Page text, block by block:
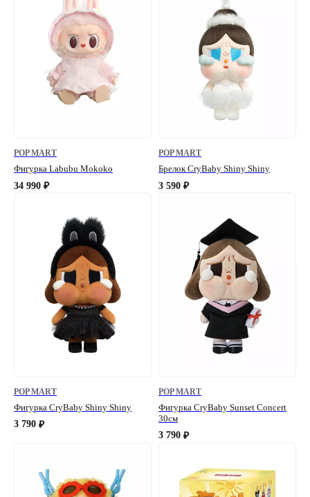
Фигурка Labubu Mokoko
34 990 ₽
POP MART
Брелок CryBaby Shiny Shiny
3 590 ₽
POP MART
Фигурка CryBaby Shiny Shiny
3 790 ₽
POP MART
Фигурка CryBaby Sunset Concert
30см
3 790 ₽
POP MART